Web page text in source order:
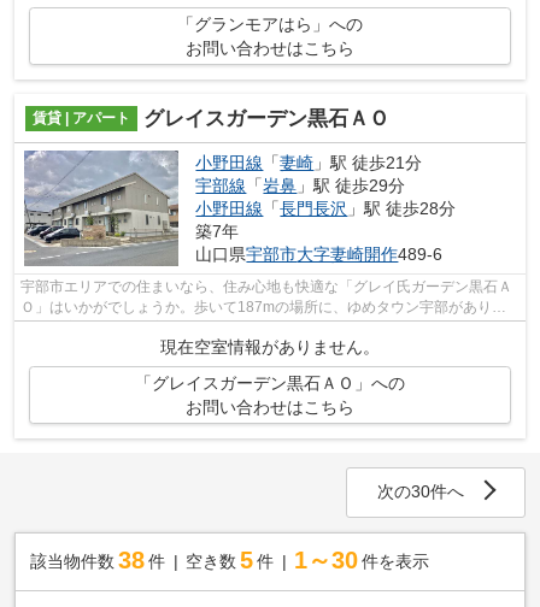
「グランモアはら」への
お問い合わせはこちら
賃貸 | アパート グレイスガーデン黒石ＡＯ
小野田線 「妻崎 」駅 徒歩21分
宇部線 「岩鼻 」駅 徒歩29分
小野田線 「長門長沢 」駅 徒歩28分
築7年
山口県宇部市大字妻崎開作489-6
宇部市エリアでの住まいなら、住み心地も快適な「グレイ氏ガーデン黒石Ａ
Ｏ」はいかがでしょうか。歩いて187mの場所に、ゆめタウン宇部がありま
現在空室情報がありません。
「グレイスガーデン黒石ＡＯ」への
お問い合わせはこちら
次の30件へ
該当物件数 38件 空き数 5 件 1～30 件を表示